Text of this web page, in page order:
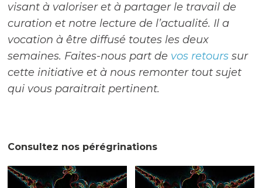
visant à valoriser et à partager le travail de
curation et notre lecture de l’actualité. Il a
vocation à être diffusé toutes les deux
semaines. Faites-nous part de vos retours sur
cette initiative et à nous remonter tout sujet
qui vous paraitrait pertinent.
Consultez nos pérégrinations